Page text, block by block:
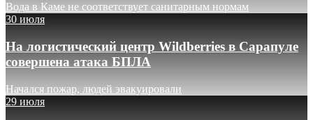
Вода в Каме не соответствует санитарным нормам
30 июля
На логистический центр Wildberries в Сарапуле
совершена атака БПЛА
Начался пожар, людей эвакуировали
29 июля